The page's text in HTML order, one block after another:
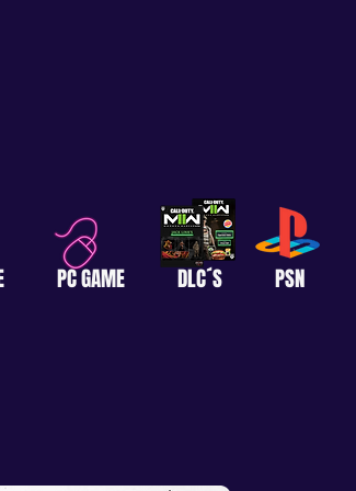
PC GAME DLC´S PSN